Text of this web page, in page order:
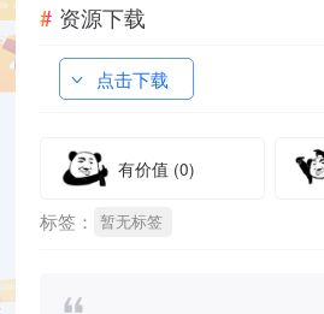
资源下载
点击下载
有价值 (0)
标签： 暂无标签